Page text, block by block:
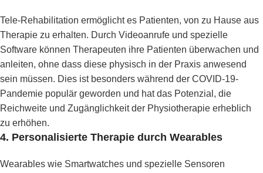
Tele-Rehabilitation ermöglicht es Patienten, von zu Hause aus
Therapie zu erhalten. Durch Videoanrufe und spezielle
Software können Therapeuten ihre Patienten überwachen und
anleiten, ohne dass diese physisch in der Praxis anwesend
sein müssen. Dies ist besonders während der COVID-19-
Pandemie populär geworden und hat das Potenzial, die
Reichweite und Zugänglichkeit der Physiotherapie erheblich
zu erhöhen.
4. Personalisierte Therapie durch Wearables
Wearables wie Smartwatches und spezielle Sensoren